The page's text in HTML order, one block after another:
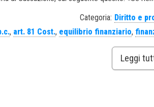
Categoria: Diritto e
, art. 81 Cost., equilibrio finanziario,
Leggi